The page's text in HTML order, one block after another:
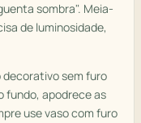
sombra". Meia-
de luminosidade,
decorativo sem furo
fundo, apodrece as
use vaso com furo